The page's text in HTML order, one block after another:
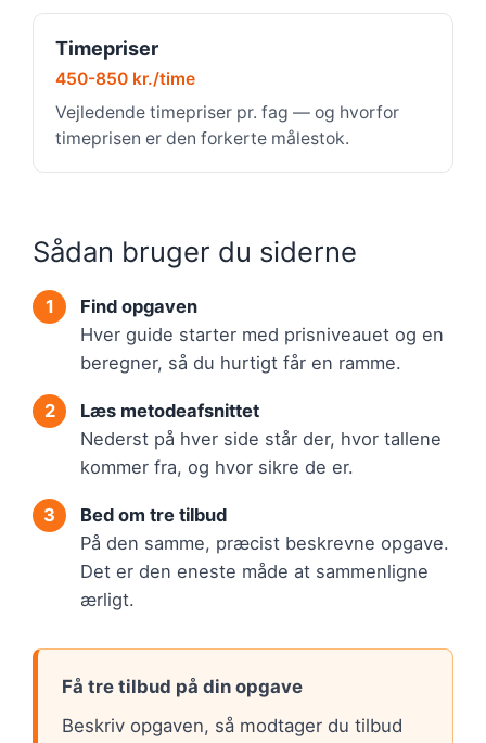
Timepriser
450-850 kr./time
Vejledende timepriser pr. fag — og hvorfor
timeprisen er den forkerte målestok.
Sådan bruger du siderne
Find opgaven
Hver guide starter med prisniveauet og en
beregner, så du hurtigt får en ramme.
Læs metodeafsnittet
Nederst på hver side står der, hvor tallene
kommer fra, og hvor sikre de er.
Bed om tre tilbud
På den samme, præcist beskrevne opgave.
Det er den eneste måde at sammenligne
ærligt.
Få tre tilbud på din opgave
Beskriv opgaven, så modtager du tilbud